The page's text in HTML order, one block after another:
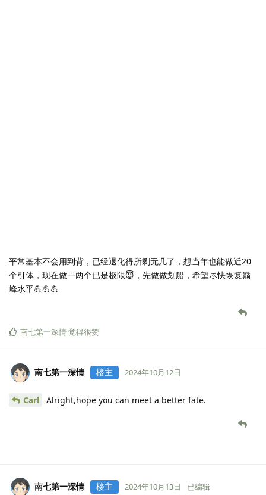
平常基本不会用到背，已经退化得所剩无几了，想当年也能做近20
个引体，现在做一两个已是极限😇，先做做划船，希望尽快恢复巅
峰水平💪💪💪
南七第一深情觉得很赞
南七第一深情 楼主 2024年10月12日
Carl Alright,hope you can meet a better fate.
南七第一深情 楼主 2024年10月13日 已编辑